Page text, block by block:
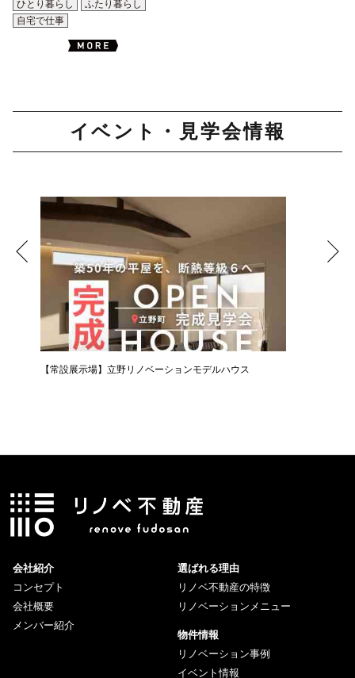
ひとり暮らし
ふたり暮らし
自宅で仕事
イベント・見学会情報
【常設展示場】立野リノベーションモデルハウス
会社紹介
コンセプト
会社概要
メンバー紹介
選ばれる理由
リノベ不動産の特徴
リノベーションメニュー
物件情報
リノベーション事例
イベント情報